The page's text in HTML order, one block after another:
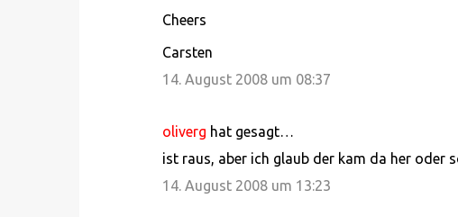
Cheers
Carsten
14. August 2008 um 08:37
oliverg hat gesagt…
ist raus, aber ich glaub der kam da her oder
14. August 2008 um 13:23